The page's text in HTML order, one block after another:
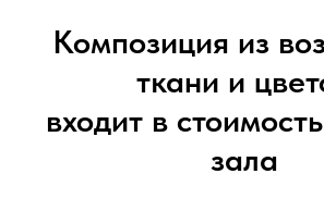
Композиция из
ткани и
входит в
зала